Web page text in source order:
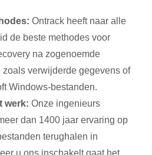
Ontrack heeft naar alle
de beste methodes voor
na zogenoemde
zoals verwijderde gegevens of
Windows-bestanden.
werk: Onze ingenieurs
dan 1400 jaar ervaring op
terughalen in